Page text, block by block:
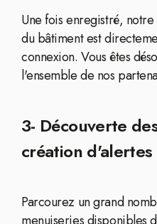
Une fois enregistré,
du bâtiment est
connexion. Vous êtes
l'ensemble de nos
3- Découverte
création d'alertes
Parcourez un grand